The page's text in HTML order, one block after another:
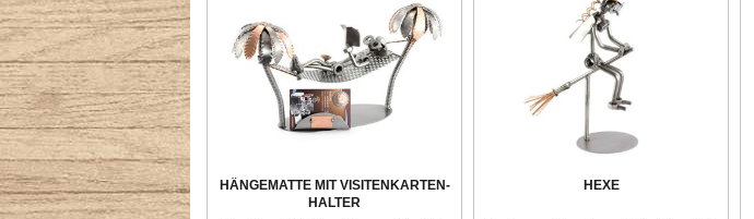
HÄNGEMATTE MIT VISITENKARTEN-
HALTER
HEXE